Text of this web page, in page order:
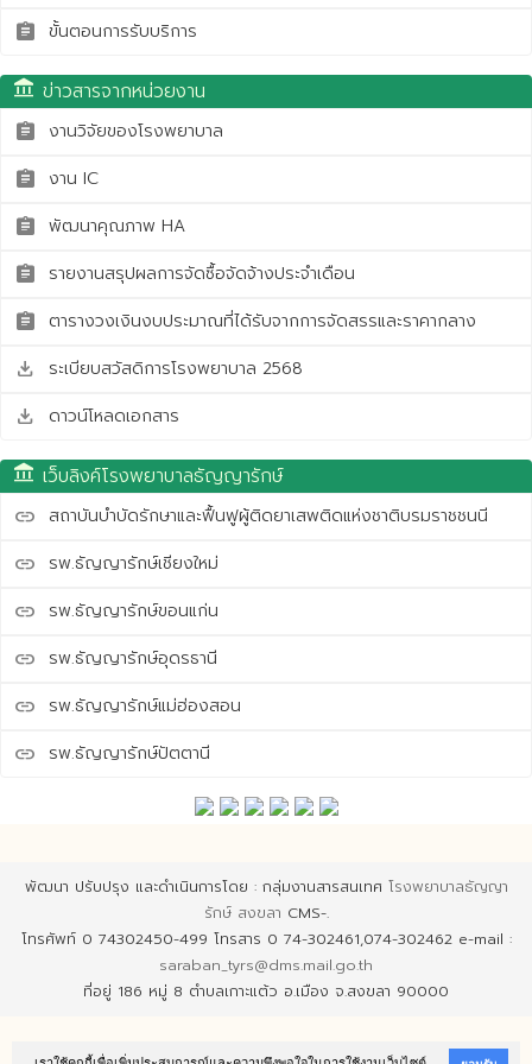
assignment ขั้นตอนการรับบริการ
account_balance ข่าวสารจากหน่วยงาน
assignment งานวิจัยของโรงพยาบาล
assignment งาน IC
assignment พัฒนาคุณภาพ HA
assignment รายงานสรุปผลการจัดซื้อจัดจ้างประจำเดือน
assignment ตารางวงเงินงบประมาณที่ได้รับจากการจัดสรรและราคากลาง
save_alt ระเบียบสวัสดิการโรงพยาบาล 2568
save_alt ดาวน์โหลดเอกสาร
account_balance เว็บลิงค์โรงพยาบาลธัญญารักษ์
link สถาบันบำบัดรักษาและฟื้นฟูผู้ติดยาเสพติดแห่งชาติบรมราชชนนี
link รพ.ธัญญารักษ์เชียงใหม่
link รพ.ธัญญารักษ์ขอนแก่น
link รพ.ธัญญารักษ์อุดรธานี
link รพ.ธัญญารักษ์แม่ฮ่องสอน
link รพ.ธัญญารักษ์ปัตตานี
พัฒนา ปรับปรุง และดำเนินการโดย : กลุ่มงานสารสนเทศ โรงพยาบาลธัญญา
รักษ์ สงขลา CMS-.
โทรศัพท์ 0 74302450-499 โทรสาร 0 74-302461,074-302462 e-mail :
saraban_tyrs@dms.mail.go.th
ที่อยู่ 186 หมู่ 8 ตำบลเกาะแต้ว อ.เมือง จ.สงขลา 90000